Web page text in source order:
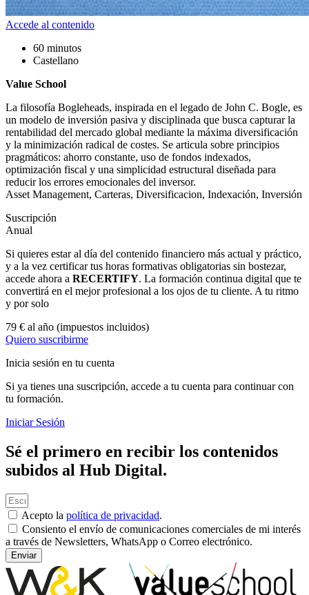
Accede al contenido
60 minutos
Castellano
Value School
La filosofía Bogleheads, inspirada en el legado de John C. Bogle, es
un modelo de inversión pasiva y disciplinada que busca capturar la
rentabilidad del mercado global mediante la máxima diversificación
y la minimización radical de costes. Se articula sobre principios
pragmáticos: ahorro constante, uso de fondos indexados,
optimización fiscal y una simplicidad estructural diseñada para
reducir los errores emocionales del inversor.
Asset Management, Carteras, Diversificacion, Indexación, Inversión
Suscripción
Anual
Si quieres estar al día del contenido financiero más actual y práctico,
y a la vez certificar tus horas formativas obligatorias sin bostezar,
accede ahora a RECERTIFY. La formación continua digital que te
convertirá en el mejor profesional a los ojos de tu cliente. A tu ritmo
y por solo
79 € al año (impuestos incluidos)
Quiero suscribirme
Inicia sesión en tu cuenta
Si ya tienes una suscripción, accede a tu cuenta para continuar con
tu formación.
Iniciar Sesión
Sé el primero en recibir los contenidos
subidos al Hub Digital.
Acepto la política de privacidad.
Consiento el envío de comunicaciones comerciales de mi interés
a través de Newsletters, WhatsApp o Correo electrónico.
Enviar